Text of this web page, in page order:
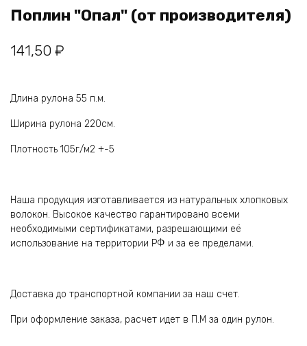
Поплин "Опал" (от производителя)
141,50 ₽
Длина рулона 55 п.м.
Ширина рулона 220см.
Плотность 105г/м2 +-5
Наша продукция изготавливается из натуральных хлопковых
волокон. Высокое качество гарантировано всеми
необходимыми сертификатами, разрешающими её
использование на территории РФ и за ее пределами.
Доставка до транспортной компании за наш счет.
При оформление заказа, расчет идет в П.М за один рулон.